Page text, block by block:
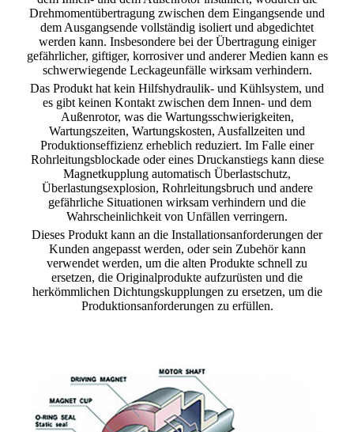
Drehmomentübertragung zwischen dem Eingangsende und
dem Ausgangsende vollständig isoliert und abgedichtet
werden kann. Insbesondere bei der Übertragung einiger
gefährlicher, giftiger, korrosiver und anderer Medien kann es
schwerwiegende Leckageunfälle wirksam verhindern.
Das Produkt hat kein Hilfshydraulik- und Kühlsystem, und
es gibt keinen Kontakt zwischen dem Innen- und dem
Außenrotor, was die Wartungsschwierigkeiten,
Wartungszeiten, Wartungskosten, Ausfallzeiten und
Produktionseffizienz erheblich reduziert. Im Falle einer
Rohrleitungsblockade oder eines Druckanstiegs kann diese
Magnetkupplung automatisch Überlastschutz,
Überlastungsexplosion, Rohrleitungsbruch und andere
gefährliche Situationen wirksam verhindern und die
Wahrscheinlichkeit von Unfällen verringern.
Dieses Produkt kann an die Installationsanforderungen der
Kunden angepasst werden, oder sein Zubehör kann
verwendet werden, um die alten Produkte schnell zu
ersetzen, die Originalprodukte aufzurüsten und die
herkömmlichen Dichtungskupplungen zu ersetzen, um die
Produktionsanforderungen zu erfüllen.